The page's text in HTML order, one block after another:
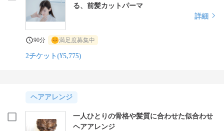
る、前髪カットパーマ
詳細
90分 満足度募集中
2チケット(¥5,775)
ヘアアレンジ
一人ひとりの骨格や髪質に合わせた似合わせ
ヘアアレンジ